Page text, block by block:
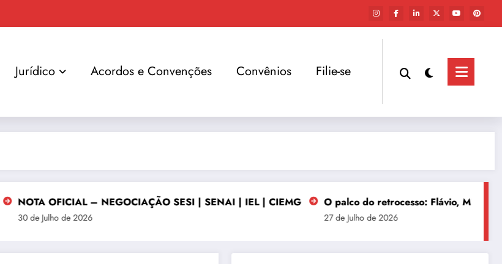
Jurídico Acordos e Convenções Convênios Filie-se
– NEGOCIAÇÃO SESI | SENAI | IEL | CIEMG
de 2026
O palco do retrocesso: Flávio, Milei e os riscos para
27 de Julho de 2026